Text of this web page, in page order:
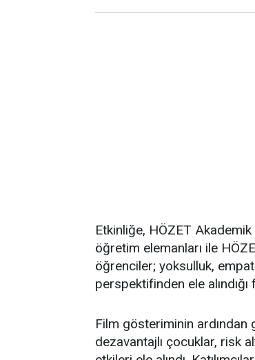
Etkinliğe, HÖZET
öğretim elemanları ile
öğrenciler; yoksulluk,
perspektifinden ele
Film gösteriminin ardından
dezavantajlı çocuklar, risk